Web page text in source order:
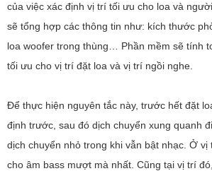
của việc xác định vị trí tối ưu cho loa và
sẽ tổng hợp các thông tin như: kích thước
loa woofer trong thùng… Phần mềm sẽ tính
tối ưu cho vị trí đặt loa và vị trí ngồi nghe.
Để thực hiện nguyên tắc này, trước hết đặt
định trước, sau đó dịch chuyển xung quanh
dịch chuyển nhỏ trong khi vẫn bật nhạc. Ở vị
cho âm bass mượt mà nhất. Cũng tại vị trí